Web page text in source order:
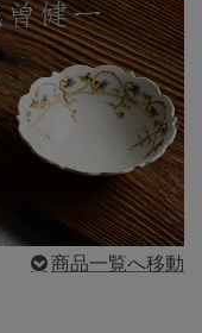
商品一覧へ移動